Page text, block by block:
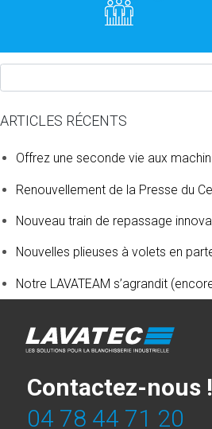
ARTICLES RÉCENTS
Offrez une seconde vie aux
Renouvellement de la Presse du
Nouveau train de repassage
Nouvelles plieuses à volets en
Notre LAVATEAM s’agrandit
Contactez-nous !
04 78 44 71 20